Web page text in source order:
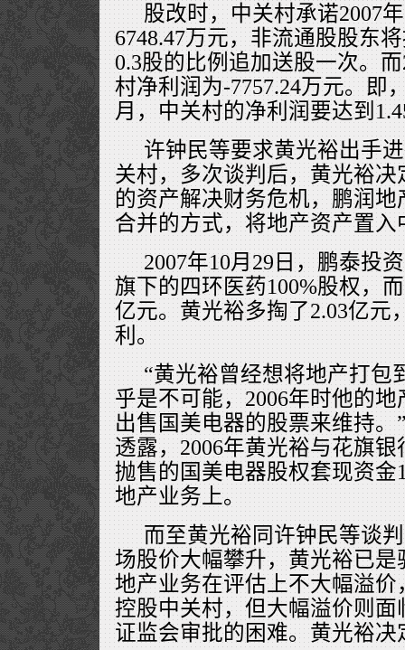
股改时，中关村承诺2007
6748.47万元，非流通股股东
0.3股的比例追加送股一次。
村净利润为-7757.24万元。即
月，中关村的净利润要达到
许钟民等要求黄光裕出手
关村，多次谈判后，黄光裕
的资产解决财务危机，鹏润
合并的方式，将地产资产置入
2007年10月29日，鹏泰投
旗下的四环医药100%股权，
亿元。黄光裕多掏了2.03亿元
利。
“黄光裕曾经想将地产打包
乎是不可能，2006年时他的
出售国美电器的股票来维持
透露，2006年黄光裕与花旗
抛售的国美电器股权套现资金
地产业务上。
而至黄光裕同许钟民等谈
场股价大幅攀升，黄光裕已
地产业务在评估上不大幅溢
控股中关村，但大幅溢价则
证监会审批的困难。黄光裕决